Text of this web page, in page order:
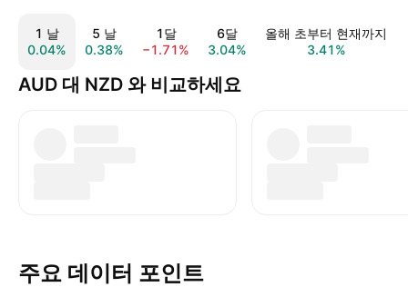
1 날
0.04%
5 날
0.38%
1달
−1.71%
6달
3.04%
올해 초부터 현재까지
3.41%
AUD 대 NZD 와 비교하세요
주요 데이터 포인트